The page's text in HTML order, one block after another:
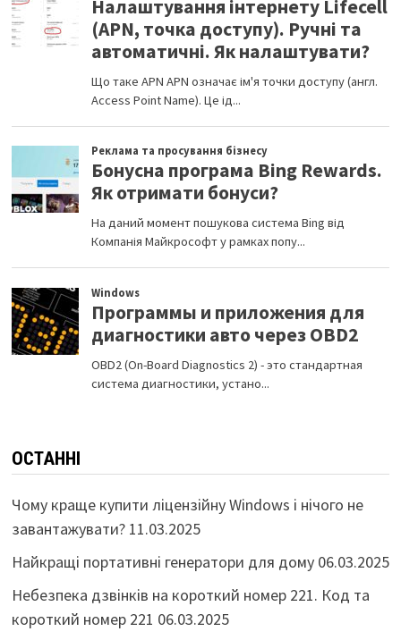
ОСТАННІ
Чому краще купити ліцензійну Windows і нічого не
завантажувати? 11.03.2025
Найкращі портативні генератори для дому 06.03.2025
Небезпека дзвінків на короткий номер 221. Код та
короткий номер 221 06.03.2025